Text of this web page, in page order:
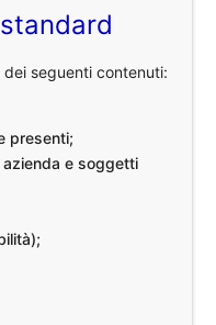
seguenti contenuti:
presenti;
e soggetti